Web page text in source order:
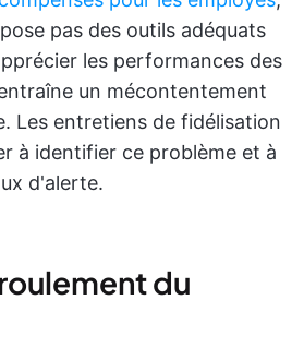
pas des outils adéquats
les performances des
un mécontentement
Les entretiens de fidélisation
à identifier ce problème et à
d'alerte.
du